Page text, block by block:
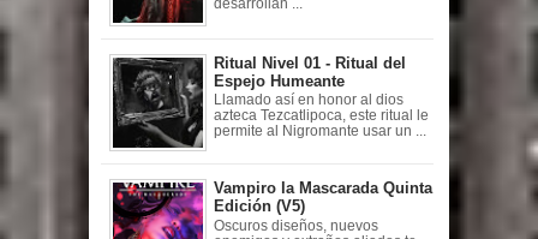
desarrollan ...
Ritual Nivel 01 - Ritual del
Espejo Humeante
Llamado así en honor al dios
azteca Tezcatlipoca, este ritual le
permite al Nigromante usar un ...
Vampiro la Mascarada Quinta
Edición (V5)
Oscuros diseños, nuevos